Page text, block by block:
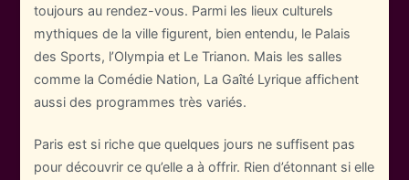
toujours au rendez-vous. Parmi les lieux culturels
mythiques de la ville figurent, bien entendu, le Palais
des Sports, l’Olympia et Le Trianon. Mais les salles
comme la Comédie Nation, La Gaîté Lyrique affichent
aussi des programmes très variés.
Paris est si riche que quelques jours ne suffisent pas
pour découvrir ce qu’elle a à offrir. Rien d’étonnant si elle